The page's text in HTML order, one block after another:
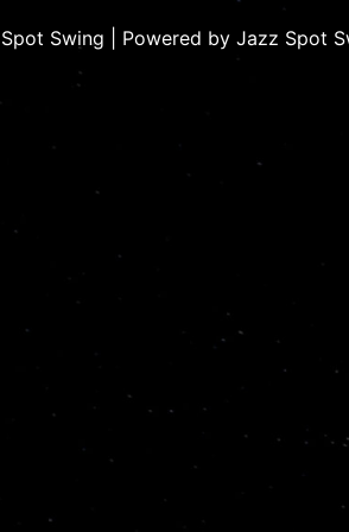
Swing | Powered by Jazz Spot